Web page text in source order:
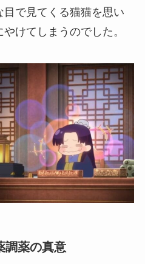
で見てくる猫猫を思い
けてしまうのでした。
調薬の真意